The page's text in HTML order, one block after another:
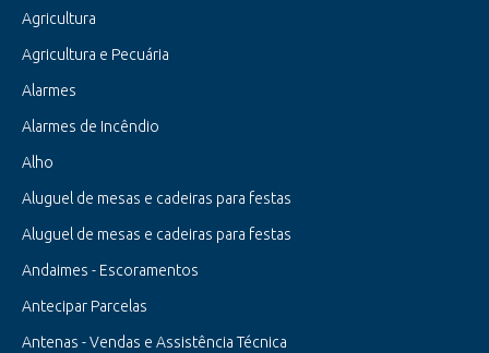
Agricultura
Agricultura e Pecuária
Alarmes
Alarmes de Incêndio
Alho
Aluguel de mesas e cadeiras para festas
Aluguel de mesas e cadeiras para festas
Andaimes - Escoramentos
Antecipar Parcelas
Antenas - Vendas e Assistência Técnica